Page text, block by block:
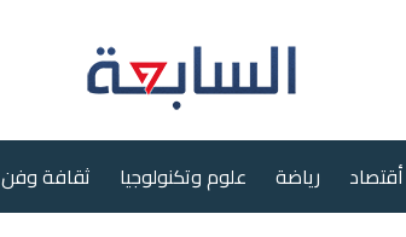
أقتصاد رياضة علوم وتكنولوجيا ثقافة وفن